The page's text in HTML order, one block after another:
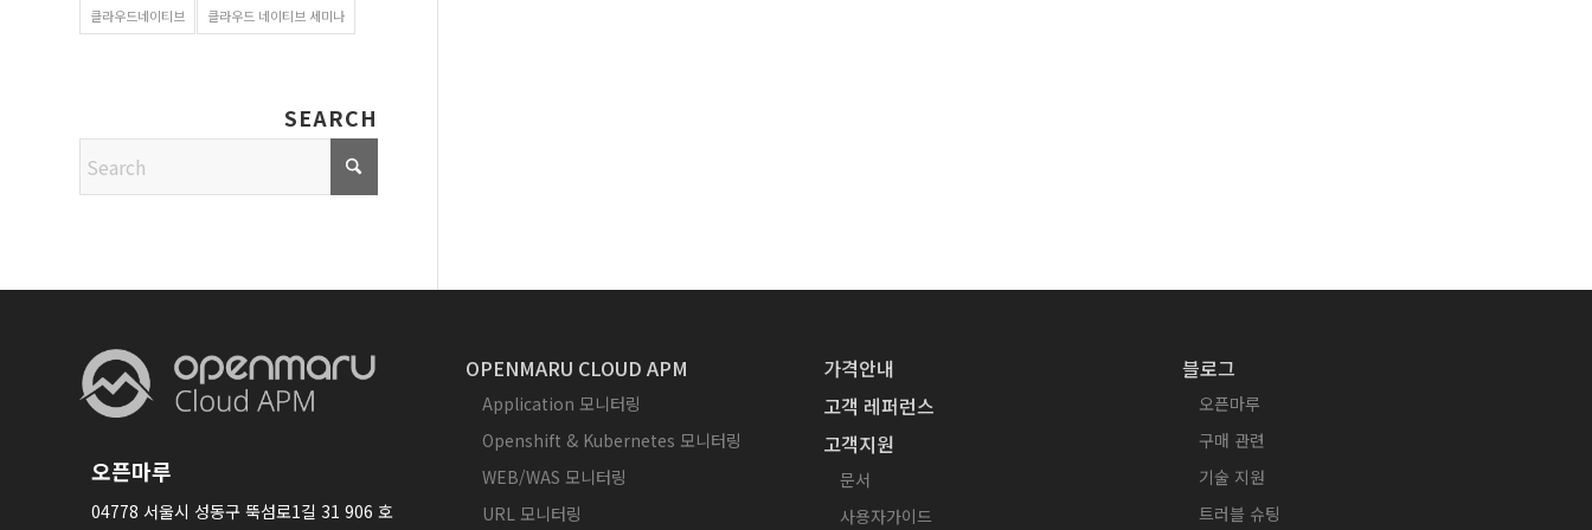
클라우드네이티브 클라우드 네이티브 세미나
SEARCH
오픈마루
04778 서울시 성동구 뚝섬로1길 31 906 호
OPENMARU CLOUD APM
Application 모니터링
Openshift & Kubernetes 모니터링
WEB/WAS 모니터링
URL 모니터링
가격안내
고객 레퍼런스
고객지원
문서
사용자가이드
블로그
오픈마루
구매 관련
기술 지원
트러블 슈팅